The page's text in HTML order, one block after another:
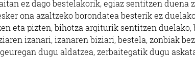
ez dago bestelakorik, egiaz sentitzen
ona azaltzeko borondatea besterik ez
eta pizten, bihotza argiturik sentitzen
izanari, izanaren biziari, bestela, zonbiak
dugu aldatzea, zerbaitegatik dugu